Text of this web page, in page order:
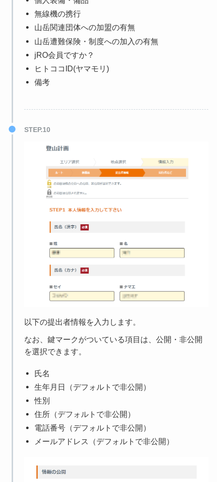
無線機の携行
山岳関連団体への加盟の有無
山岳遭難保険・制度への加入の有無
jRO会員ですか？
ヒトココID(ヤマモリ)
備考
STEP.10
以下の提出者情報を入力します。
なお、鍵マークがついている項目は、公開・非公開
を選択できます。
氏名
生年月日（デフォルトで非公開）
性別
住所（デフォルトで非公開）
電話番号（デフォルトで非公開）
メールアドレス（デフォルトで非公開）